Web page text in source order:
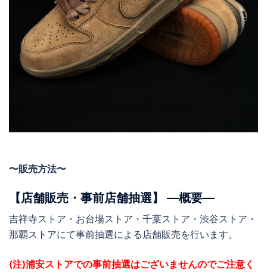
〜販売方法〜
【店舗販売・事前店舗抽選】 ―概要―
吉祥寺ストア・お台場ストア・千葉ストア・渋谷ストア・
那覇ストアにて事前抽選による店舗販売を行います。
(注)浦安ストアでの事前抽選はございませんのでご注意く